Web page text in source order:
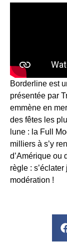
Borderline est
présentée par
emmène en
des fêtes les
lune : la Full
milliers à s’y
d’Amérique ou
règle :
modération !